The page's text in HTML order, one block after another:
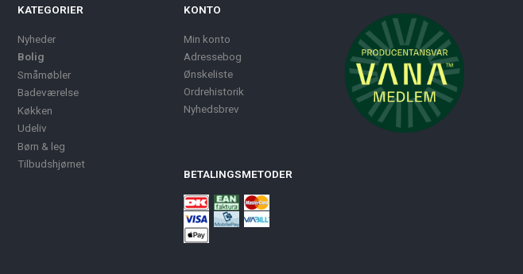
KATEGORIER
Nyheder
Bolig
Småmøbler
Badeværelse
Køkken
Udeliv
Børn & leg
Tilbudshjørnet
KONTO
Min konto
Adressebog
Ønskeliste
Ordrehistorik
Nyhedsbrev
BETALINGSMETODER